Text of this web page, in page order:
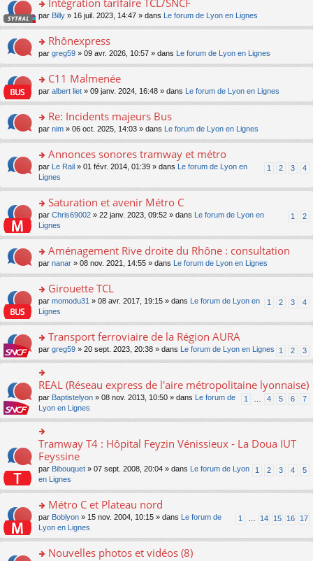
ré
c
e
u
ré
c
e
n
o
n
lu
pl
s
ré
c
nt
s
s
e
n
o
n
le
u
s
ré
e
nt
er
le
m
e
s
g
e
n
o
lu
pl
u
ré
e
nt
o
n
ult
er
le
m
e
a
g
e
n
n
pl
u
ré
e
nt
Intégration tarifaire TCL/SNCF
par Billy » 16 juil. 2023, 14:47 » dans Le forum de Lyon en Lignes
o
n
ult
er
le
m
e
a
g
e
n
o
lu
u
s
ré
e
nt
Rhônexpress
par greg59 » 09 avr. 2026, 10:57 » dans Le forum de Lyon en Lignes
o
n
ult
er
le
m
e
s
g
e
n
o
n
le
u
s
ré
c
nt
C11 Malmenée
par albert liet » 09 janv. 2024, 16:48 » dans Le forum de Lyon en Lignes
o
n
ult
er
le
m
e
s
s
e
n
o
n
le
s
ré
c
e
nt
Re: Incidents majeurs Bus
par nim » 06 oct. 2025, 14:03 » dans Le forum de Lyon en Lignes
o
s
er
le
m
e
s
s
e
n
o
n
lu
pl
s
ré
c
nt
Annonces sonores tramway et métro
1 2 3 4
par Le Rail » 01 févr. 2014, 01:39 » dans
Le forum de Lyon en
Lignes
o
s
er
le
m
e
s
s
e
n
o
n
lu
pl
ré
e
nt
Saturation et avenir Métro C
1 2
par Chris69002 » 22 janv. 2023, 09:52 » dans
Le forum de Lyon en
Lignes
o
n
ult
er
le
m
e
s
a
e
n
o
n
lu
le
pl
u
s
ré
c
e
nt
Aménagement Rive droite du Rhône : consultation
par nanar » 08 nov. 2021, 14:55 » dans Le forum de Lyon en Lignes
o
s
er
le
m
e
s
s
a
e
o
n
lu
le
pl
s
ré
c
e
nt
Girouette TCL
1 2 3 4
par momodu31 » 08 avr. 2017, 19:15 » dans
Le forum de Lyon en
Lignes
o
n
s
ult
er
le
m
e
s
a
e
n
lu
le
pl
s
Transport ferroviaire de la Région AURA
1 2 3
par greg59 » 20 sept. 2023, 20:38 » dans Le forum de Lyon en Lignes
o
n
s
le
m
e
s
s
a
e
n
o
n
lu
REAL (Réseau express de l'aire métropolitaine lyonnaise)
1 4 5 6 7
par Baptistelyon » 08 nov. 2013, 10:50 » dans
Le forum de
Lyon en Lignes
o
n
ult
le
m
e
s
s
g
Tramway T4 : Hôpital Feyzin Vénissieux - La Doua IUT
Feyssine
1 2 3 4 5
par Bibouquet » 07 sept. 2008, 20:04 » dans
Le forum de Lyon
en Lignes
o
s
er
Métro C et Plateau nord
1 14 15 16 17
par Boblyon » 15 nov. 2004, 10:15 » dans
Le forum de
Lyon en Lignes
Nouvelles photos et vidéos (8)